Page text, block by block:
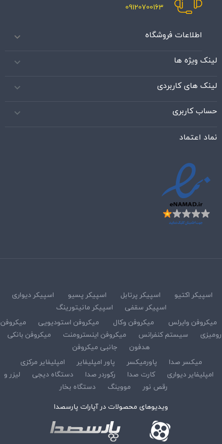
09120700163
اطلاعات فروشگاه 
لینک ویژه ها 
لینک های کاربردی 
حساب کاربری 
نماد اعتماد
اسپیکر اکتیو اسپیکر پرتابل اسپیکر پسیو
اسپیکر دیواری
اسپیکر سقفی
اسپیکر مانیتورینگ
میکروفن وایرلس
میکروفن وکال میکروفن استودیویی
میکروفن
رومیزی
سیستم کنفرانس میکروفن اینسترومنت
میکروفن بانکی
هدفون
جانبی میکروفن
میکسر صدا
پاورمیکسر پاور امپلیفایر
امپلیفایر مرکزی
امپلیفایر دیواری
کارت صدا رکوردر صدا دستگاه دیجی
لیزر و
رقص نور
مووینگ
دستگاه بخار
ویدیوهای محصولات در آپارات پارسصدا